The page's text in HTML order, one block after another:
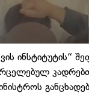
ინსტიტუტის“